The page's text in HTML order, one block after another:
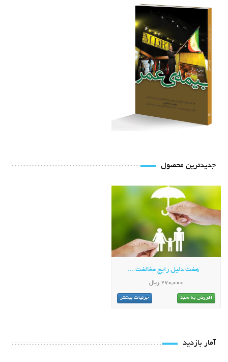
جدیدترین محصول
هفت دلیل رایج مخالفت ...
270,000 ریال
افزودن به سبد جزئیات بیشتر
آمار بازدید